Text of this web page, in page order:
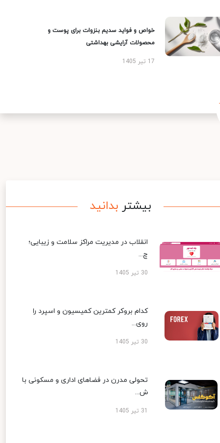
خواص و فواید سدیم بنزوات برای پوست و
محصولات آرایشی بهداشتی
17 تیر 1405
بیشتر بدانید
انقلاب در مدیریت مراکز سلامت و زیبایی؛
چ...
30 تیر 1405
کدام بروکر کمترین کمیسیون و اسپرد را
روی...
30 تیر 1405
تحولی مدرن در فضاهای اداری و مسکونی با
ش...